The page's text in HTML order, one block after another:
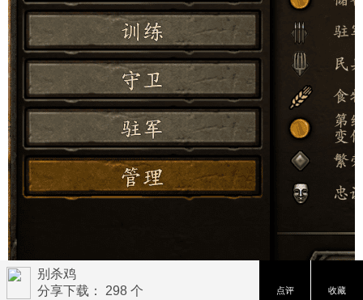
别杀鸡
分享下载： 298 个
点评 收藏